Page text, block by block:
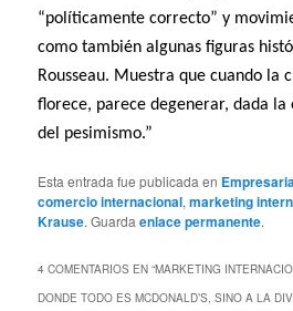
“políticamente correcto” y
como también algunas figuras
Rousseau. Muestra que cuando la
florece, parece degenerar, dada la
del pesimismo.”
Esta entrada fue publicada en
comercio internacional,marketing
Krause. Guardaenlace permanente.
4 COMENTARIOS EN “MARKETING
DONDE TODO ES MCDONALD’S, SINO A LA